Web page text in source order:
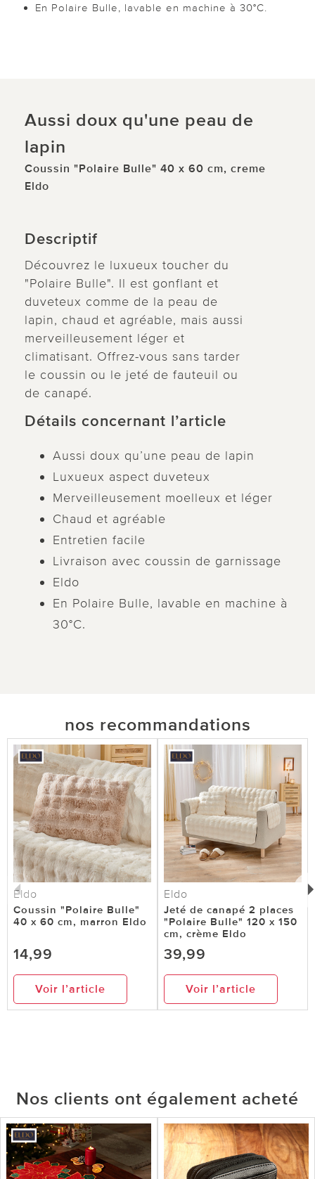
En Polaire Bulle, lavable en machine à 30°C.
Aussi doux qu'une peau de
lapin
Coussin "Polaire Bulle" 40 x 60 cm, creme
Eldo
Descriptif
Découvrez le luxueux toucher du
"Polaire Bulle". Il est gonflant et
duveteux comme de la peau de
lapin, chaud et agréable, mais aussi
merveilleusement léger et
climatisant. Offrez-vous sans tarder
le coussin ou le jeté de fauteuil ou
de canapé.
Détails concernant l’article
Aussi doux qu’une peau de lapin
Luxueux aspect duveteux
Merveilleusement moelleux et léger
Chaud et agréable
Entretien facile
Livraison avec coussin de garnissage
Eldo
En Polaire Bulle, lavable en machine à
30°C.
nos recommandations
Eldo
Coussin "Polaire Bulle"
40 x 60 cm, marron Eldo
14,99
Voir l’article
Eldo
Jeté de canapé 2 places
"Polaire Bulle" 120 x 150
cm, crème Eldo
39,99
Voir l’article
Nos clients ont également acheté